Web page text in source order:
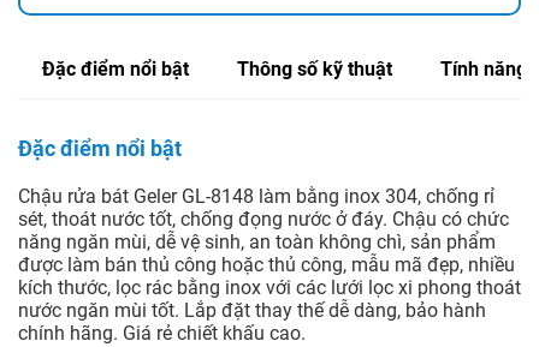
Đặc điểm nổi bật Thông số kỹ thuật Tính năng
Đặc điểm nổi bật
Chậu rửa bát Geler GL-8148 làm bằng inox 304, chống rỉ
sét, thoát nước tốt, chống đọng nước ở đáy. Chậu có chức
năng ngăn mùi, dễ vệ sinh, an toàn không chì, sản phẩm
được làm bán thủ công hoặc thủ công, mẫu mã đẹp, nhiều
kích thước, lọc rác bằng inox với các lưới lọc xi phong thoát
nước ngăn mùi tốt. Lắp đặt thay thế dễ dàng, bảo hành
chính hãng. Giá rẻ chiết khấu cao.